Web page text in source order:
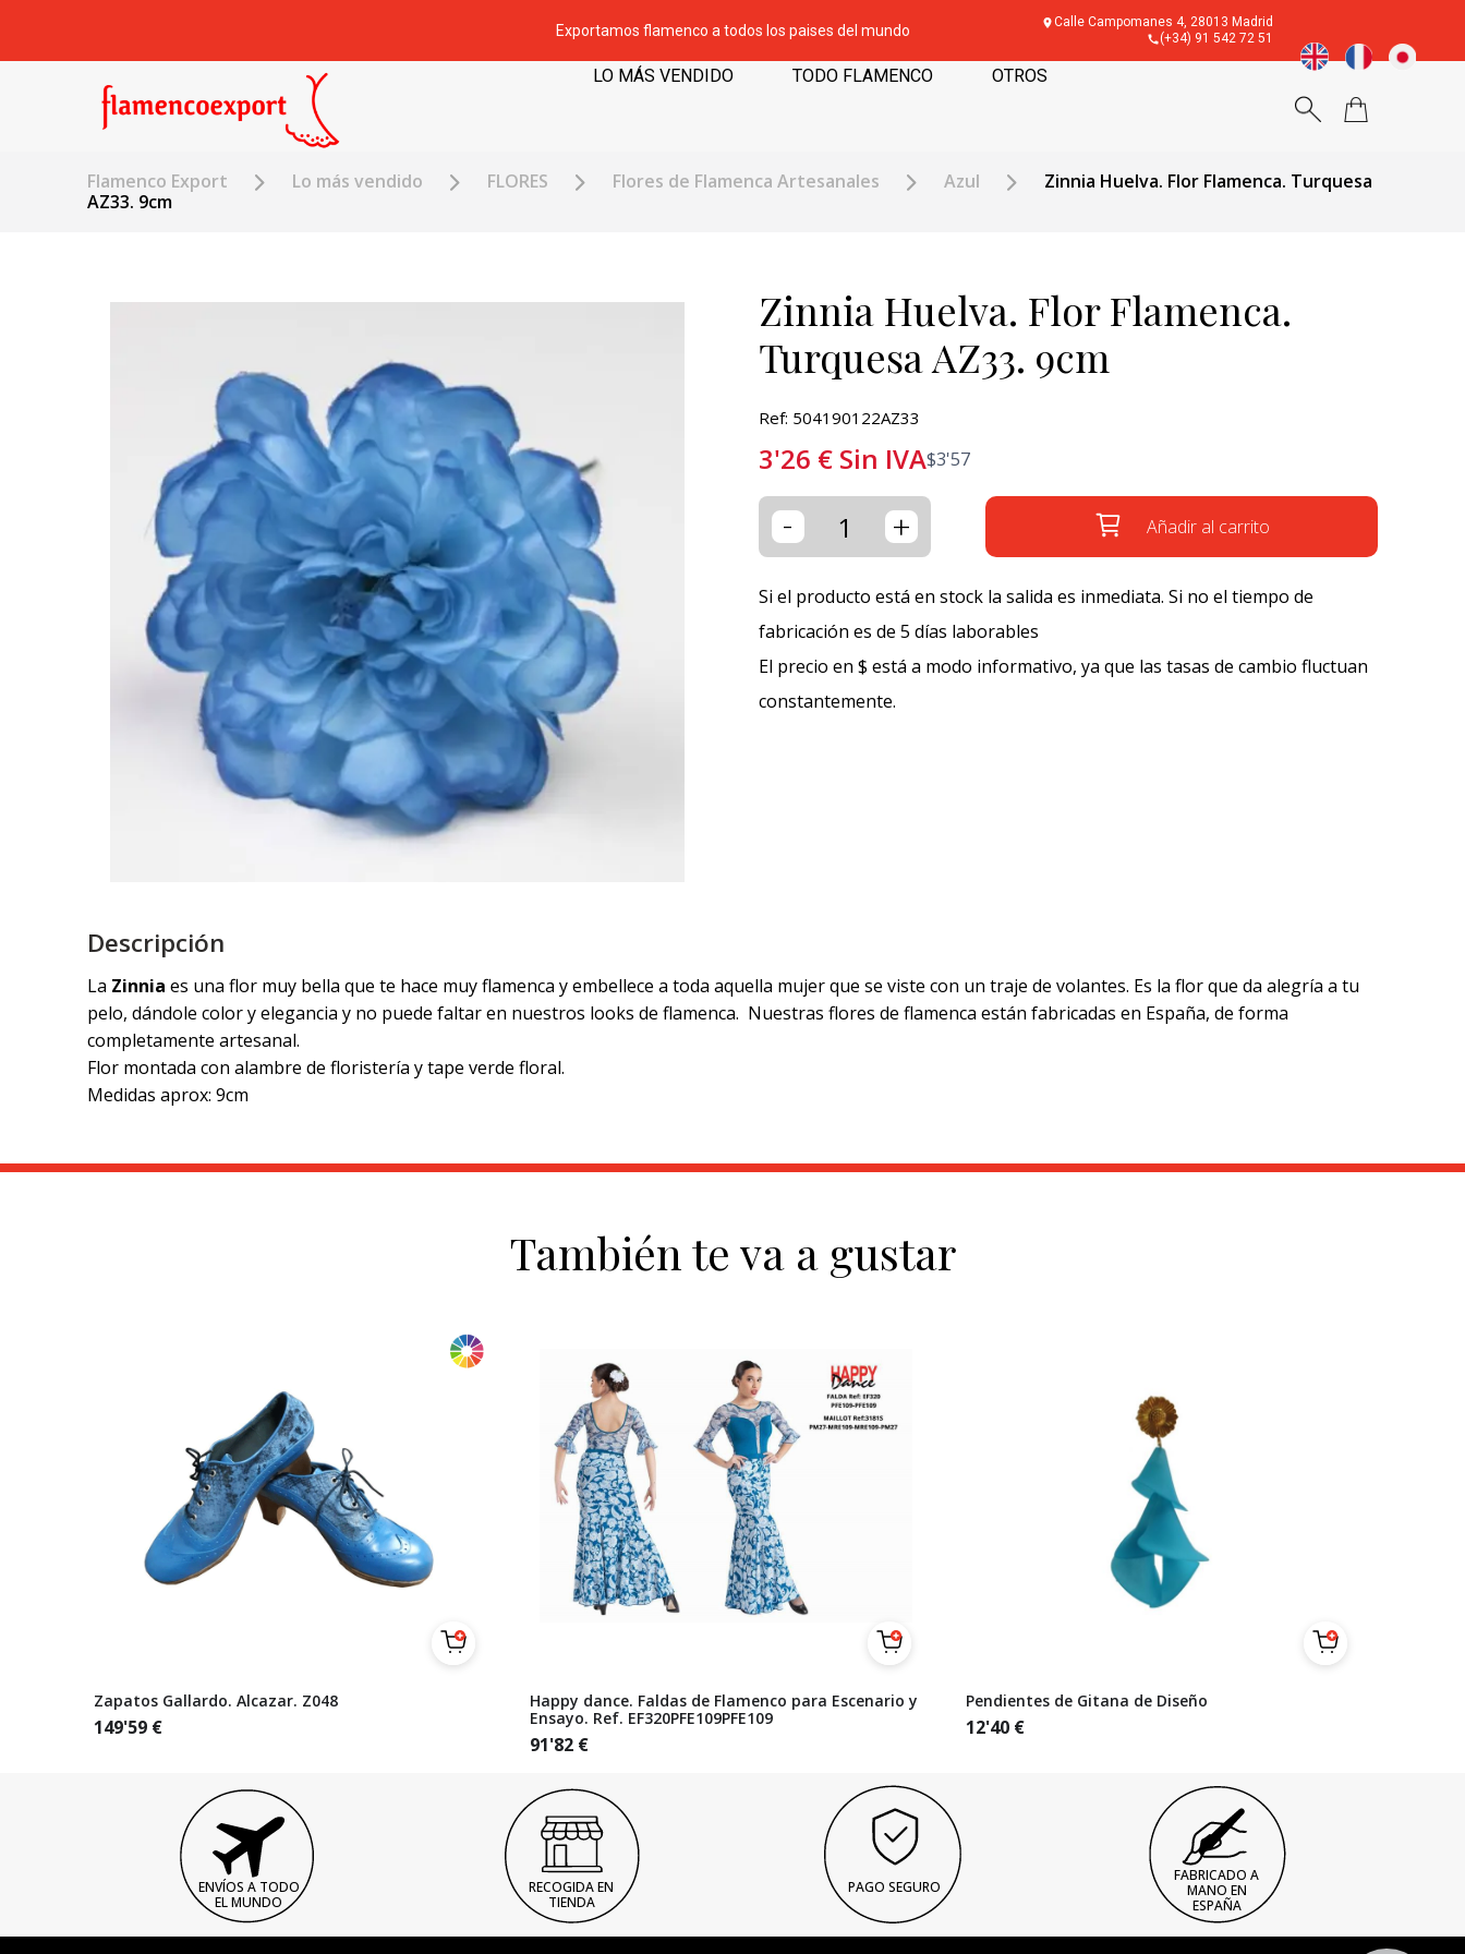
Exportamos flamenco a todos los paises del mundo
Calle Campomanes 4, 28013 Madrid
(+34) 91 542 72 51
LO MÁS VENDIDO TODO FLAMENCO OTROS
Flamenco Export Lo más vendido FLORES Flores de Flamenca Artesanales Azul
Zinnia Huelva. Flor Flamenca. Turquesa
AZ33. 9cm
Zinnia Huelva. Flor Flamenca.
Turquesa AZ33. 9cm
Ref: 504190122AZ33
3'26 € Sin IVA$3'57
- + Añadir al carrito
Si el producto está en stock la salida es inmediata. Si no el tiempo de
fabricación es de 5 días laborables
El precio en $ está a modo informativo, ya que las tasas de cambio fluctuan
constantemente.
Descripción
La Zinnia es una flor muy bella que te hace muy flamenca y embellece a toda aquella mujer que se viste con un traje de volantes. Es la flor que da alegría a tu
pelo, dándole color y elegancia y no puede faltar en nuestros looks de flamenca. Nuestras flores de flamenca están fabricadas en España, de forma
completamente artesanal.
Flor montada con alambre de floristería y tape verde floral.
Medidas aprox: 9cm
También te va a gustar
Zapatos Gallardo. Alcazar. Z048
149'59 €
Happy dance. Faldas de Flamenco para Escenario y
Ensayo. Ref. EF320PFE109PFE109
91'82 €
Pendientes de Gitana de Diseño
12'40 €
ENVÍOS A TODO
EL MUNDO
RECOGIDA EN
TIENDA
PAGO SEGURO
FABRICADO A
MANO EN
ESPAÑA